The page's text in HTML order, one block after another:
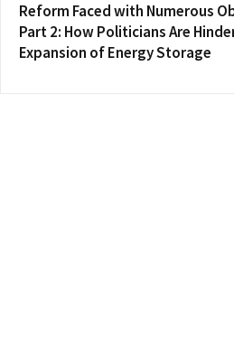
Reform Faced with Numerous
Part 2: How Politicians Are
Expansion of Energy Storage